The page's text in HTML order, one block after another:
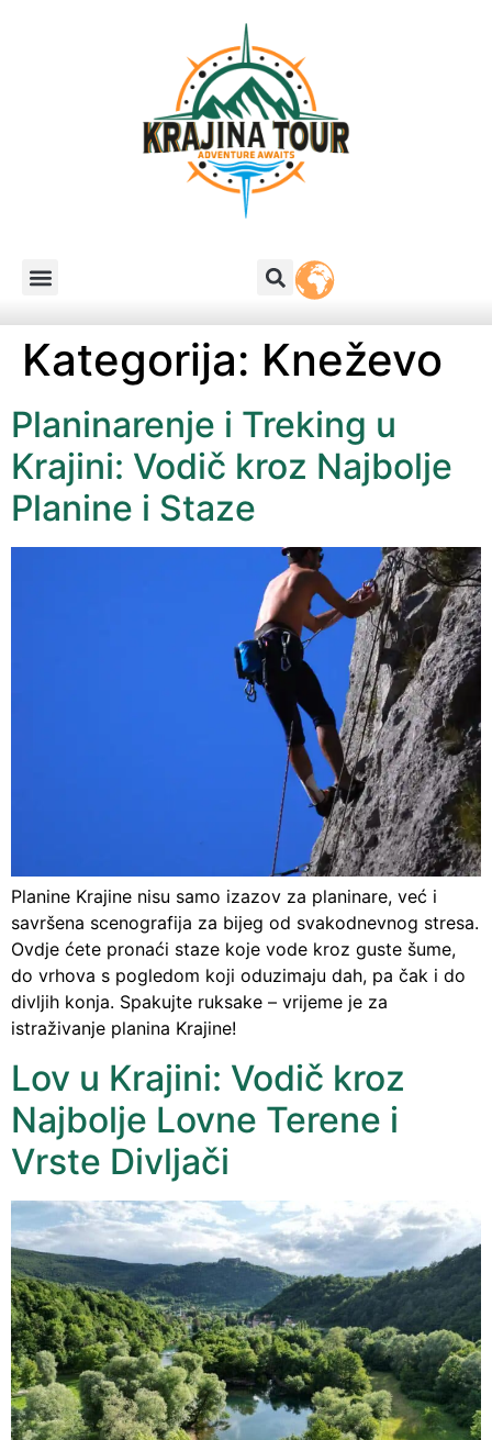
Kategorija: Kneževo
Planinarenje i Treking u
Krajini: Vodič kroz Najbolje
Planine i Staze
Planine Krajine nisu samo izazov za planinare, već i
savršena scenografija za bijeg od svakodnevnog stresa.
Ovdje ćete pronaći staze koje vode kroz guste šume,
do vrhova s ​​pogledom koji oduzimaju dah, pa čak i do
divljih konja. Spakujte ruksake – vrijeme je za
istraživanje planina Krajine!
Lov u Krajini: Vodič kroz
Najbolje Lovne Terene i
Vrste Divljači